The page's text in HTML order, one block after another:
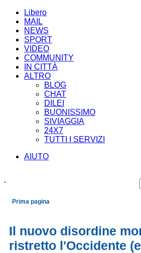
Libero
MAIL
NEWS
SPORT
VIDEO
COMMUNITY
IN CITTÀ
ALTRO
BLOG
CHAT
DILEI
BUONISSIMO
SIVIAGGIA
24X7
TUTTI I SERVIZI
AIUTO
Prima pagina
Il nuovo disordine
ristretto l'Occidente